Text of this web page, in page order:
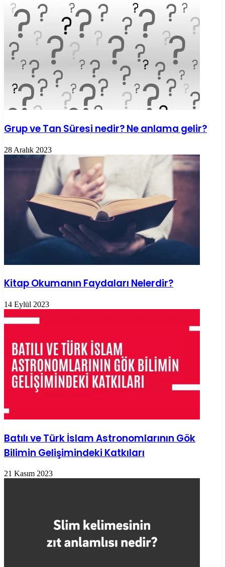
Grup ve Tan Süresi nedir? Ne anlama gelir?
28 Aralık 2023
Kitap Okumanın Faydaları Nelerdir?
14 Eylül 2023
Batılı ve Türk İslam Astronomlarının Gök
Bilimin Gelişimindeki Katkıları
21 Kasım 2023